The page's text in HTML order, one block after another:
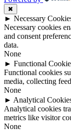
✖
► Necessary
Necessary cookies
and consent
data.
None
► Functional
Functional cookies
media, collecting
None
► Analytical
Analytical cookies
metrics like visitor
None